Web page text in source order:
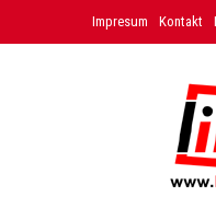
Impresum Kontakt